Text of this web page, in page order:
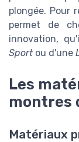
plongée. Pour
permet de
innovation,
Sportou d'une
Les
montres
Matériaux